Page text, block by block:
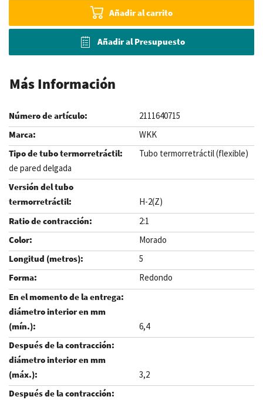
Añadir al carrito
Añadir al Presupuesto
Más Información
2111640715
WKK
Tubo termorretráctil (flexible)
de pared delgada
H-2(Z)
2:1
Morado
5
Redondo
6,4
3,2